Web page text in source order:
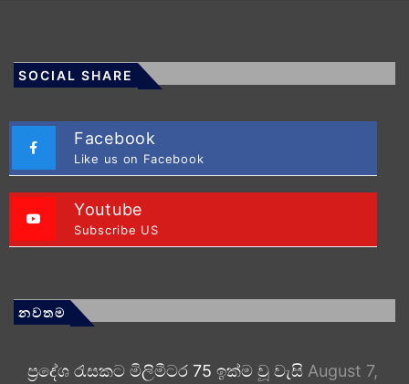
SOCIAL SHARE
Facebook
Like us on Facebook
Youtube
Subscribe US
නවතම
ප්‍රදේශ රැසකට මිලිමීටර 75 ඉක්ම වූ වැසි August 7,